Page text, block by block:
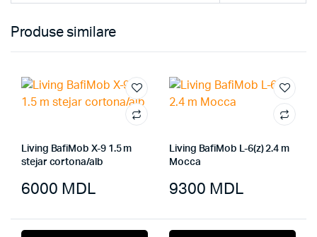
Produse similare
Living BafiMob X-9 1.5 m
stejar cortona/alb
6000 MDL
Living BafiMob L-6(z) 2.4 m
Mocca
9300 MDL